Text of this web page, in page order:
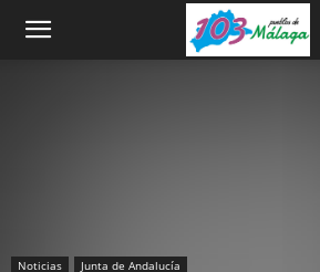
Noticias Junta de Andalucía